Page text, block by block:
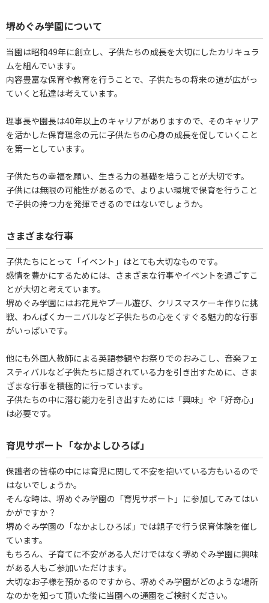
堺めぐみ学園について
当園は昭和49年に創立し、子供たちの成長を大切にしたカリキュラ
ムを組んでいます。
内容豊富な保育や教育を行うことで、子供たちの将来の道が広がっ
ていくと私達は考えています。
理事長や園長は40年以上のキャリアがありますので、そのキャリア
を活かした保育理念の元に子供たちの心身の成長を促していくこと
を第一としています。
子供たちの幸福を願い、生きる力の基礎を培うことが大切です。
子供には無限の可能性があるので、よりよい環境で保育を行うこと
で子供の持つ力を発揮できるのではないでしょうか。
さまざまな行事
子供たちにとって「イベント」はとても大切なものです。
感情を豊かにするためには、さまざまな行事やイベントを過ごすこ
とが大切と考えています。
堺めぐみ学園にはお花見やプール遊び、クリスマスケーキ作りに挑
戦、わんぱくカーニバルなど子供たちの心をくすぐる魅力的な行事
がいっぱいです。
他にも外国人教師による英語参観やお祭りでのおみこし、音楽フェ
スティバルなど子供たちに隠されている力を引き出すために、さま
ざまな行事を積極的に行っています。
子供たちの中に潜む能力を引き出すためには「興味」や「好奇心」
は必要です。
育児サポート「なかよしひろば」
保護者の皆様の中には育児に関して不安を抱いている方もいるので
はないでしょうか。
そんな時は、堺めぐみ学園の「育児サポート」に参加してみてはい
かがですか？
堺めぐみ学園の「なかよしひろば」では親子で行う保育体験を催し
ています。
もちろん、子育てに不安がある人だけではなく堺めぐみ学園に興味
がある人もご参加いただけます。
大切なお子様を預かるのですから、堺めぐみ学園がどのような場所
なのかを知って頂いた後に当園への通園をご検討ください。